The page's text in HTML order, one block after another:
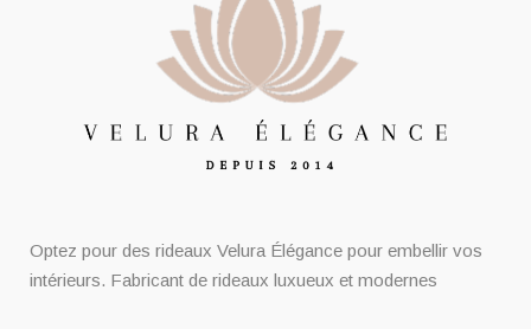
Optez pour des rideaux Velura Élégance pour embellir vos
intérieurs. Fabricant de rideaux luxueux et modernes